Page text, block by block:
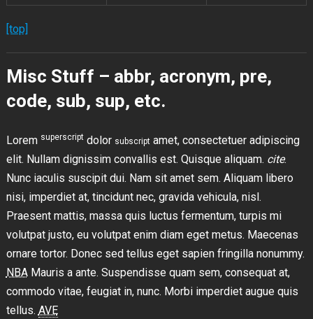
[top]
Misc Stuff – abbr, acronym, pre,
code, sub, sup, etc.
Lorem superscriptdolor subscriptamet, consectetuer adipiscing
elit. Nullam dignissim convallis est. Quisque aliquam. cite.
Nunc iaculis suscipit dui. Nam sit amet sem. Aliquam libero
nisi, imperdiet at, tincidunt nec, gravida vehicula, nisl.
Praesent mattis, massa quis luctus fermentum, turpis mi
volutpat justo, eu volutpat enim diam eget metus. Maecenas
ornare tortor. Donec sed tellus eget sapien fringilla nonummy.
NBAMauris a ante. Suspendisse quam sem, consequat at,
commodo vitae, feugiat in, nunc. Morbi imperdiet augue quis
tellus. AVE